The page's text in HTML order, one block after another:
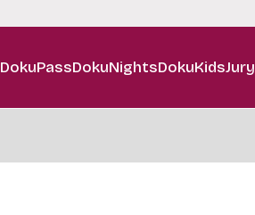
DokuPassDokuNightsDokuKidsJury